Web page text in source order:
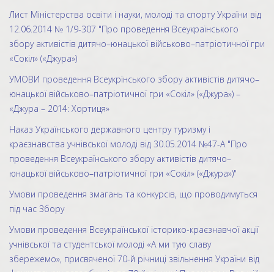
Лист Міністерства освіти і науки, молоді та спорту України від
12.06.2014 № 1/9-307 "Про проведення Всеукраїнського
збору активістів дитячо–юнацької військово–патріотичної гри
«Сокіл» («Джура»)
УМОВИ проведення Всеукрїнського збору активістів дитячо–
юнацької військово–патріотичної гри «Сокіл» («Джура») –
«Джура – 2014: Хортиця»
Наказ Українського державного центру туризму і
краєзнавства учнівської молоді від 30.05.2014 №47-А "Про
проведення Всеукраїнського збору активістів дитячо–
юнацької військово–патріотичної гри «Сокіл» («Джура»)"
Умови проведення змагань та конкурсів, що проводимуться
під час Збору
Умови проведення Всеукраїнської історико-краєзнавчої акції
учнівської та студентської молоді «А ми тую славу
збережемо», присвяченої 70-й річниці звільнення України від